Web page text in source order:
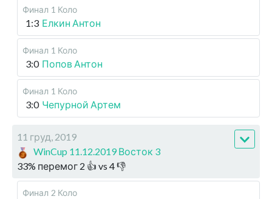
Финал 1 Коло
1:3 Елкин Антон
Финал 1 Коло
3:0 Попов Антон
Финал 1 Коло
3:0 Чепурной Артем
11 груд, 2019
WinCup 11.12.2019 Восток 3
33% перемог 2 👍 vs 4👎
Финал 2 Коло